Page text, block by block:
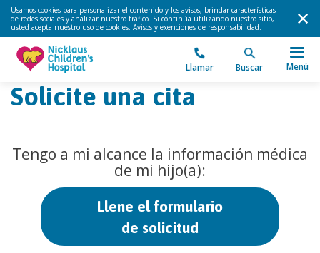
Usamos cookies para personalizar el contenido y los avisos, brindar características
de redes sociales y analizar nuestro tráfico. Si continúa utilizando nuestro sitio,
usted acepta nuestro uso de cookies. Avisos y exenciones de responsabilidad.
Llamar Buscar Menú
Solicite una cita
Tengo a mi alcance la información médica
de mi hijo(a):
Llene el formulario
de solicitud